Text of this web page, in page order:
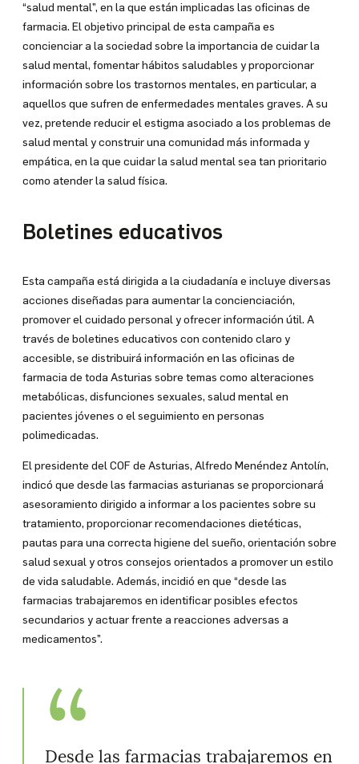
“salud mental”, en la que están implicadas las oficinas de
farmacia. El objetivo principal de esta campaña es
concienciar a la sociedad sobre la importancia de cuidar la
salud mental, fomentar hábitos saludables y proporcionar
información sobre los trastornos mentales, en particular, a
aquellos que sufren de enfermedades mentales graves. A su
vez, pretende reducir el estigma asociado a los problemas de
salud mental y construir una comunidad más informada y
empática, en la que cuidar la salud mental sea tan prioritario
como atender la salud física.
Boletines educativos
Esta campaña está dirigida a la ciudadanía e incluye diversas
acciones diseñadas para aumentar la concienciación,
promover el cuidado personal y ofrecer información útil. A
través de boletines educativos con contenido claro y
accesible, se distribuirá información en las oficinas de
farmacia de toda Asturias sobre temas como alteraciones
metabólicas, disfunciones sexuales, salud mental en
pacientes jóvenes o el seguimiento en personas
polimedicadas.
El presidente del COF de Asturias, Alfredo Menéndez Antolín,
indicó que desde las farmacias asturianas se proporcionará
asesoramiento dirigido a informar a los pacientes sobre su
tratamiento, proporcionar recomendaciones dietéticas,
pautas para una correcta higiene del sueño, orientación sobre
salud sexual y otros consejos orientados a promover un estilo
de vida saludable. Además, incidió en que “desde las
farmacias trabajaremos en identificar posibles efectos
secundarios y actuar frente a reacciones adversas a
medicamentos”.
Desde las farmacias trabajaremos en